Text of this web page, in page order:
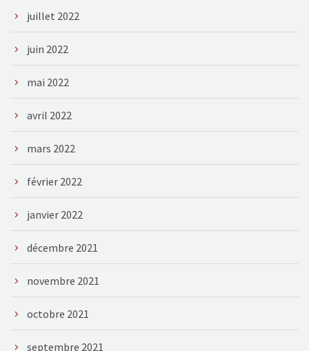
juillet 2022
juin 2022
mai 2022
avril 2022
mars 2022
février 2022
janvier 2022
décembre 2021
novembre 2021
octobre 2021
septembre 2021